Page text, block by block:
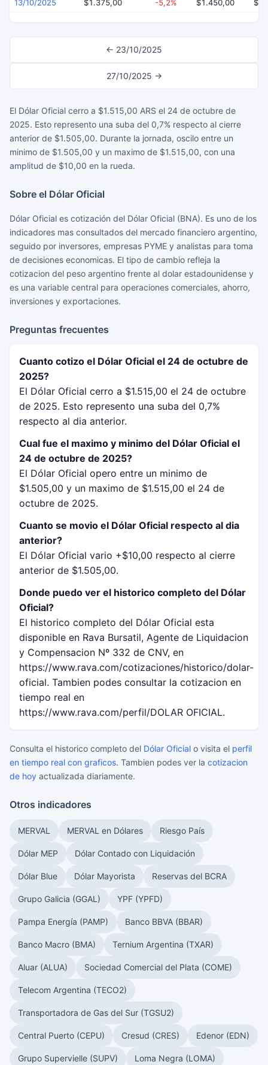
13/10/2025 $1.375,00 -5,2% $1.450,00
← 23/10/2025
27/10/2025 →
El Dólar Oficial cerro a $1.515,00 ARS el 24 de octubre de
2025. Esto represento una suba del 0,7% respecto al cierre
anterior de $1.505,00. Durante la jornada, oscilo entre un
minimo de $1.505,00 y un maximo de $1.515,00, con una
amplitud de $10,00 en la rueda.
Sobre el Dólar Oficial
Dólar Oficial es cotización del Dólar Oficial (BNA). Es uno de los
indicadores mas consultados del mercado financiero argentino,
seguido por inversores, empresas PYME y analistas para toma
de decisiones economicas. El tipo de cambio refleja la
cotizacion del peso argentino frente al dolar estadounidense y
es una variable central para operaciones comerciales, ahorro,
inversiones y exportaciones.
Preguntas frecuentes
Cuanto cotizo el Dólar Oficial el 24 de octubre de
2025?
El Dólar Oficial cerro a $1.515,00 el 24 de octubre
de 2025. Esto represento una suba del 0,7%
respecto al dia anterior.
Cual fue el maximo y minimo del Dólar Oficial el
24 de octubre de 2025?
El Dólar Oficial opero entre un minimo de
$1.505,00 y un maximo de $1.515,00 el 24 de
octubre de 2025.
Cuanto se movio el Dólar Oficial respecto al dia
anterior?
El Dólar Oficial vario +$10,00 respecto al cierre
anterior de $1.505,00.
Donde puedo ver el historico completo del Dólar
Oficial?
El historico completo del Dólar Oficial esta
disponible en Rava Bursatil, Agente de Liquidacion
y Compensacion Nº 332 de CNV, en
https://www.rava.com/cotizaciones/historico/dolar-
oficial. Tambien podes consultar la cotizacion en
tiempo real en
https://www.rava.com/perfil/DOLAR OFICIAL.
Consulta el historico completo del Dólar Oficial o visita el perfil
en tiempo real con graficos. Tambien podes ver la cotizacion
de hoy actualizada diariamente.
Otros indicadores
MERVAL MERVAL en Dólares Riesgo País
Dólar MEP Dólar Contado con Liquidación
Dólar Blue Dólar Mayorista Reservas del BCRA
Grupo Galicia (GGAL) YPF (YPFD)
Pampa Energía (PAMP) Banco BBVA (BBAR)
Banco Macro (BMA) Ternium Argentina (TXAR)
Aluar (ALUA) Sociedad Comercial del Plata (COME)
Telecom Argentina (TECO2)
Transportadora de Gas del Sur (TGSU2)
Central Puerto (CEPU) Cresud (CRES) Edenor (EDN)
Grupo Supervielle (SUPV) Loma Negra (LOMA)